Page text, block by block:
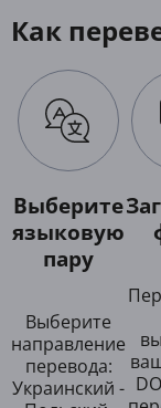
Как
Выберите
языковую
пару
Выберите
направление
перевода:
Украинский -